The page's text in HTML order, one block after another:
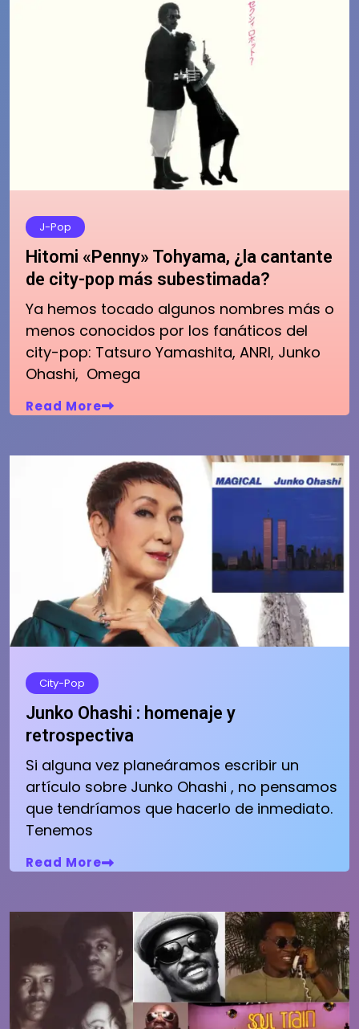
J-Pop
Hitomi «Penny» Tohyama, ¿la cantante
de city-pop más subestimada?
Ya hemos tocado algunos nombres más o
menos conocidos por los fanáticos del
city-pop: Tatsuro Yamashita, ANRI, Junko
Ohashi, Omega
Read More
City-Pop
Junko Ohashi : homenaje y
retrospectiva
Si alguna vez planeáramos escribir un
artículo sobre Junko Ohashi , no pensamos
que tendríamos que hacerlo de inmediato.
Tenemos
Read More